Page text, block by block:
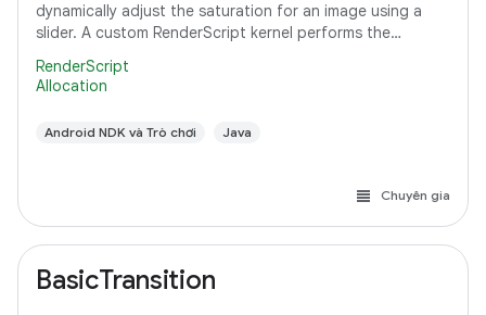
dynamically adjust the saturation for an image using a
slider. A custom RenderScript kernel performs the
RenderScript
Allocation
Android NDK và Trò chơi Java
Chuyên gia
BasicTransition